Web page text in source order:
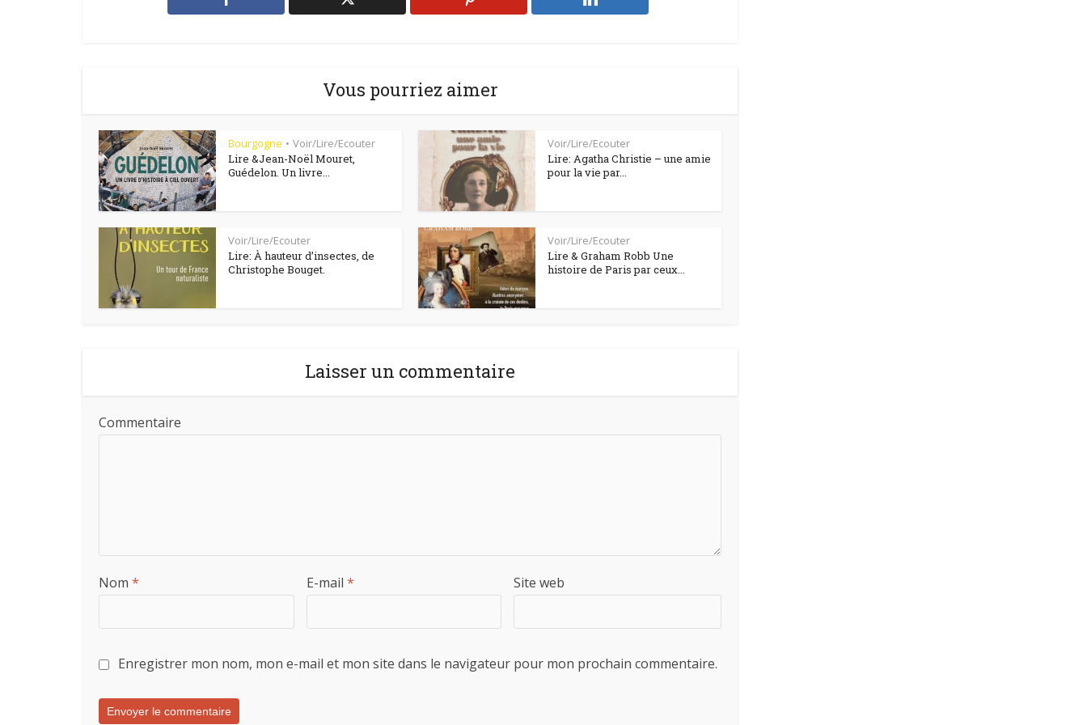
Vous pourriez aimer
Bourgogne • Voir/Lire/Ecouter
Lire &Jean-Noël Mouret,
Guédelon. Un livre...
Voir/Lire/Ecouter
Lire: Agatha Christie – une amie
pour la vie par...
Voir/Lire/Ecouter
Lire: À hauteur d’insectes, de
Christophe Bouget.
Voir/Lire/Ecouter
Lire & Graham Robb Une
histoire de Paris par ceux...
Laisser un commentaire
Commentaire
Nom * E-mail * Site web
Enregistrer mon nom, mon e-mail et mon site dans le navigateur pour mon prochain commentaire.